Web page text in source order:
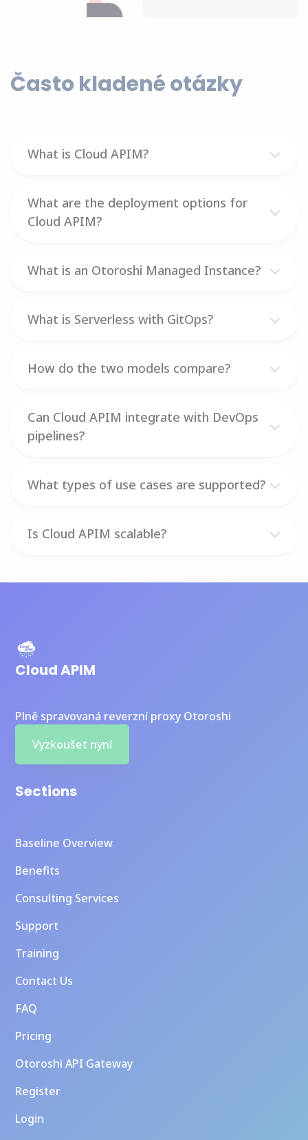
Často kladené otázky
What is Cloud APIM?
What are the deployment options for
Cloud APIM?
What is an Otoroshi Managed Instance?
What is Serverless with GitOps?
How do the two models compare?
Can Cloud APIM integrate with DevOps
pipelines?
What types of use cases are supported?
Is Cloud APIM scalable?
Cloud APIM
Plně spravovaná reverzní proxy Otoroshi
Vyzkoušet nyní
Sections
Baseline Overview
Benefits
Consulting Services
Support
Training
Contact Us
FAQ
Pricing
Otoroshi API Gateway
Register
Login